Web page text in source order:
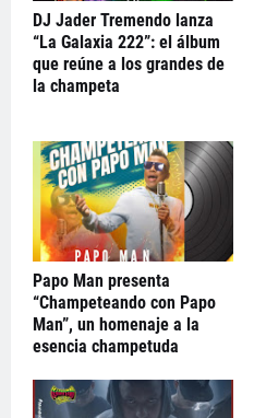
DJ Jader Tremendo lanza
“La Galaxia 222”: el álbum
que reúne a los grandes de
la champeta
Papo Man presenta
“Champeteando con Papo
Man”, un homenaje a la
esencia champetuda